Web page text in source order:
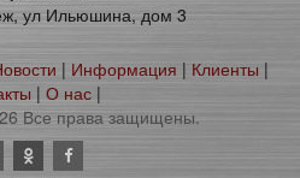
ул Ильюшина, дом 3
| Информация | Клиенты |
| О нас |
Все права защищены.